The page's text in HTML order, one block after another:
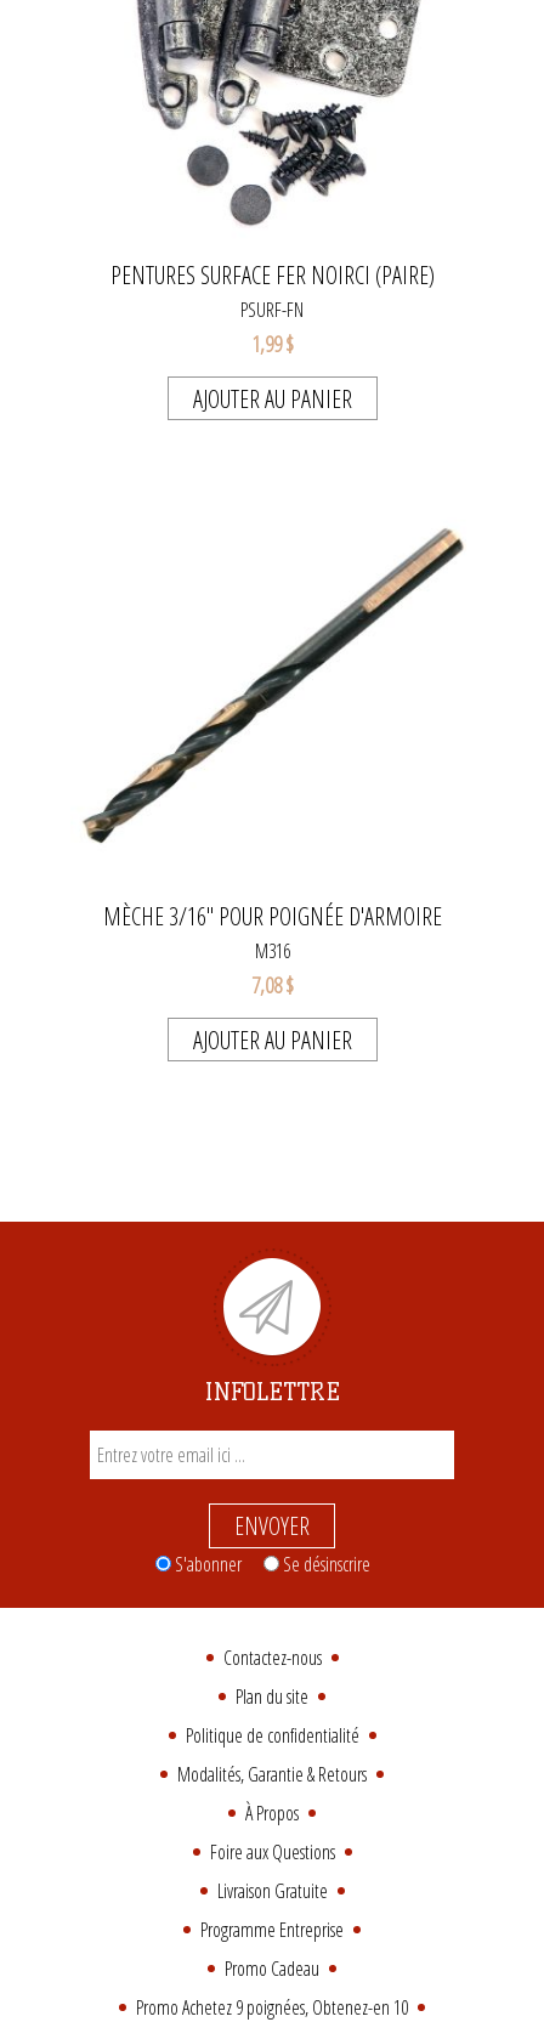
PENTURES SURFACE FER NOIRCI (PAIRE)
PSURF-FN
1,99 $
AJOUTER AU PANIER
MÈCHE 3/16" POUR POIGNÉE D'ARMOIRE
M316
7,08 $
AJOUTER AU PANIER
INFOLETTRE
ENVOYER
S'abonner Se désinscrire
Contactez-nous
Plan du site
Politique de confidentialité
Modalités, Garantie & Retours
À Propos
Foire aux Questions
Livraison Gratuite
Programme Entreprise
Promo Cadeau
Promo Achetez 9 poignées, Obtenez-en 10